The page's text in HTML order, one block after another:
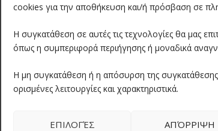
cookies για την αποθήκευση και/ή πρόσβαση σε
Η συγκατάθεση σε αυτές τις τεχνολογίες θα μας
όπως η συμπεριφορά περιήγησης ή μοναδικά
Η μη συγκατάθεση ή η απόσυρση της
ορισμένες λειτουργίες και χαρακτηριστικά.
ΑΠΌΡΡΙΨΗ
ΕΠΙΛΟΓΈΣ